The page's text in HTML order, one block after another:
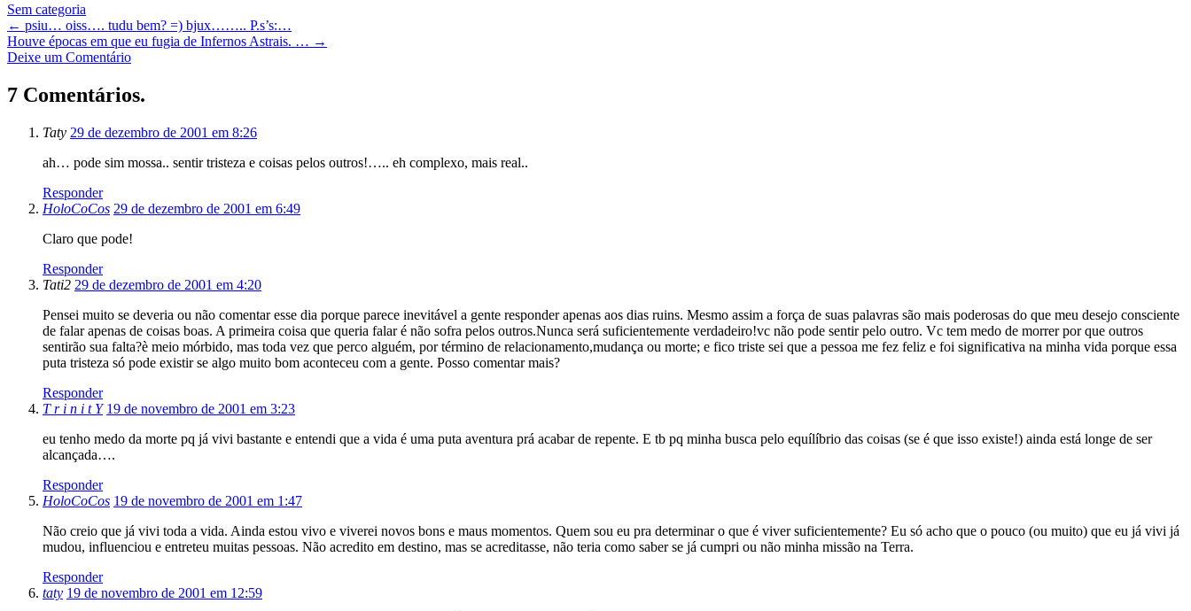
Sem categoria
← psiu… oiss…. tudu bem? =) bjux…….. P.s’s:…
Houve épocas em que eu fugia de Infernos Astrais. … →
Deixe um Comentário
7 Comentários.
Taty 29 de dezembro de 2001 em 8:26
ah… pode sim mossa.. sentir tristeza e coisas pelos outros!….. eh complexo, mais real..
Responder
HoloCoCos 29 de dezembro de 2001 em 6:49
Claro que pode!
Responder
Tati2 29 de dezembro de 2001 em 4:20
Pensei muito se deveria ou não comentar esse dia porque parece inevitável a gente responder apenas aos dias ruins. Mesmo assim a força de suas palavras são mais poderosas do que meu desejo consciente
de falar apenas de coisas boas. A primeira coisa que queria falar é não sofra pelos outros.Nunca será suficientemente verdadeiro!vc não pode sentir pelo outro. Vc tem medo de morrer por que outros
sentirão sua falta?è meio mórbido, mas toda vez que perco alguém, por término de relacionamento,mudança ou morte; e fico triste sei que a pessoa me fez feliz e foi significativa na minha vida porque essa
puta tristeza só pode existir se algo muito bom aconteceu com a gente. Posso comentar mais?
Responder
T r i n i t Y 19 de novembro de 2001 em 3:23
eu tenho medo da morte pq já vivi bastante e entendi que a vida é uma puta aventura prá acabar de repente. E tb pq minha busca pelo equílíbrio das coisas (se é que isso existe!) ainda está longe de ser
alcançada….
Responder
HoloCoCos 19 de novembro de 2001 em 1:47
Não creio que já vivi toda a vida. Ainda estou vivo e viverei novos bons e maus momentos. Quem sou eu pra determinar o que é viver suficientemente? Eu só acho que o pouco (ou muito) que eu já vivi já
mudou, influenciou e entreteu muitas pessoas. Não acredito em destino, mas se acreditasse, não teria como saber se já cumpri ou não minha missão na Terra.
Responder
taty 19 de novembro de 2001 em 12:59